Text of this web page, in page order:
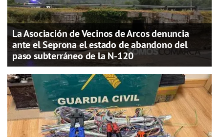
La Asociación de Vecinos de Arcos denuncia
ante el Seprona el estado de abandono del
paso subterráneo de la N-120